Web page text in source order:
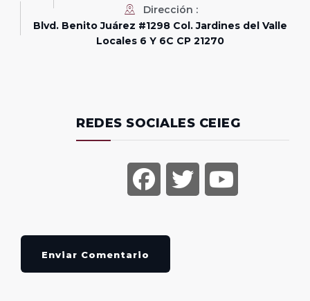
Dirección :
Blvd. Benito Juárez #1298 Col. Jardines del Valle
Locales 6 Y 6C CP 21270
REDES SOCIALES CEIEG
Enviar Comentario